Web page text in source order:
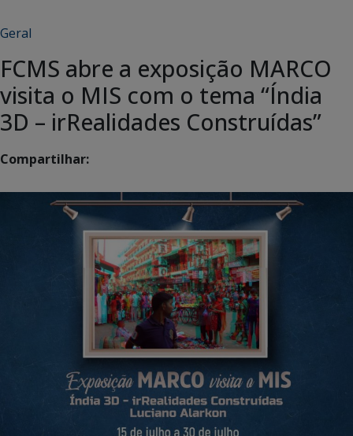
Geral
FCMS abre a exposição MARCO
visita o MIS com o tema “Índia
3D – irRealidades Construídas”
Compartilhar: